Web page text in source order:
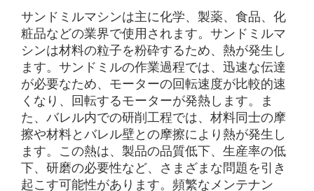
サンドミルマシンは主に化学、製薬、食品、化
粧品などの業界で使用されます。サンドミルマ
シンは材料の粒子を粉砕するため、熱が発生し
ます。サンドミルの作業過程では、迅速な伝達
が必要なため、モーターの回転速度が比較的速
くなり、回転するモーターが発熱します。ま
た、バレル内での研削工程では、材料同士の摩
擦や材料とバレル壁との摩擦により熱が発生し
ます。この熱は、製品の品質低下、生産率の低
下、研磨の必要性など、さまざまな問題を引き
起こす可能性があります。頻繁なメンテナン